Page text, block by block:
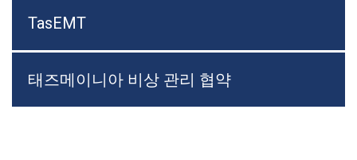
TasEMT
태즈메이니아 비상 관리 협약